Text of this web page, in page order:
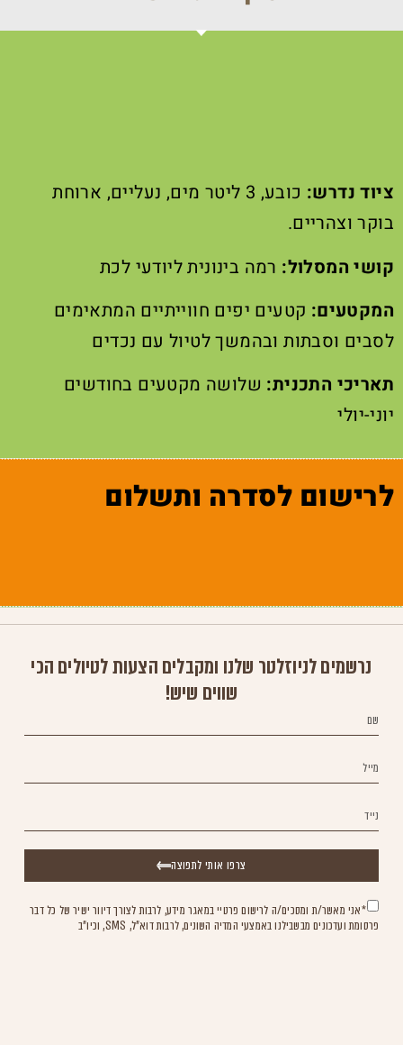
ציוד נדרש:
כובע, 3 ליטר מים, נעליים, ארוחת
בוקר וצהריים.
קושי המסלול: רמה בינונית ליודעי לכת
המקטעים: קטעים יפים חווייתיים המתאימים
לסבים וסבתות ובהמשך לטיול עם נכדים
תאריכי התכנית: שלושה מקטעים בחודשים
יוני-יולי
לרישום לסדרה ותשלום
נרשמים לניוזלטר שלנו ומקבלים הצעות לטיולים הכי
שווים שיש!
*אני מאשר/ת ומסכים/ה לרישום פרטיי במאגר מידע, לרבות לצורך דיוור ישיר של כל דבר
פרסומת ועדכונים מבשבילנו באמצעי המדיה השונים, לרבות דוא"ל, SMS, וכיו"ב
צרפו אותי לתפוצה